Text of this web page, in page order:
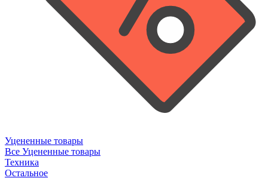
Уцененные товары
Все Уцененные товары
Техника
Остальное